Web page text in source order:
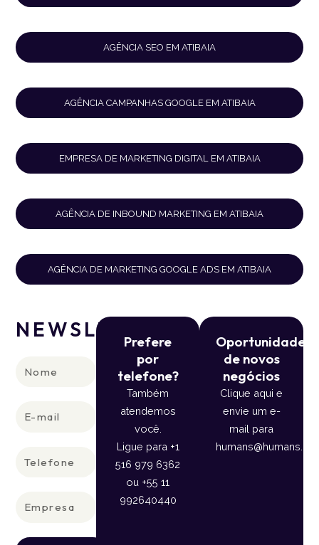
AGÊNCIA SEO EM ATIBAIA
AGÊNCIA CAMPANHAS GOOGLE EM ATIBAIA
EMPRESA DE MARKETING DIGITAL EM ATIBAIA
AGÊNCIA DE INBOUND MARKETING EM ATIBAIA
AGÊNCIA DE MARKETING GOOGLE ADS EM ATIBAIA
NEWSLETTER
Prefere
por
telefone?
Também
atendemos
você.
Ligue para +1
516 979 6362
ou +55 11
992640440
Oportunidade
de novos
negócios
Clique aqui e
envie um e-
mail para